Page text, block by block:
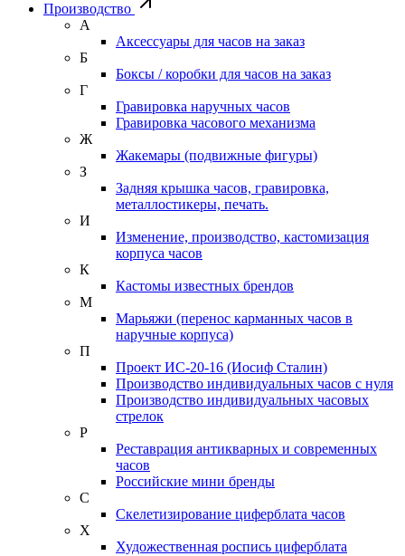
Производство
А
Аксессуары для часов на заказ
Б
Боксы / коробки для часов на заказ
Г
Гравировка наручных часов
Гравировка часового механизма
Ж
Жакемары (подвижные фигуры)
З
Задняя крышка часов, гравировка,
металлостикеры, печать.
И
Изменение, производство, кастомизация
корпуса часов
К
Кастомы известных брендов
М
Марьяжи (перенос карманных часов в
наручные корпуса)
П
Проект ИС-20-16 (Иосиф Сталин)
Производство индивидуальных часов с нуля
Производство индивидуальных часовых
стрелок
Р
Реставрация антикварных и современных
часов
Российские мини бренды
С
Скелетизирование циферблата часов
Х
Художественная роспись циферблата